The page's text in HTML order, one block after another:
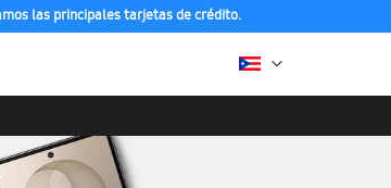
las principales tarjetas de crédito.